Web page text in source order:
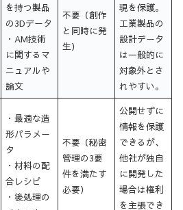
を持つ製品
の3Dデータ
・AM技術
に関するマ
ニュアルや
論文
不要（創作
と同時に発
生）
現を保護。
工業製品の
設計データ
は一般的に
対象外とさ
れやすい。
・最適な造
形パラメー
タ
・材料の配
合レシピ
・後処理の
不要（秘密
管理の3要
件を満たす
必要）
公開せずに
情報を保護
できるが、
他社が独自
に開発した
場合は権利
を主張でき